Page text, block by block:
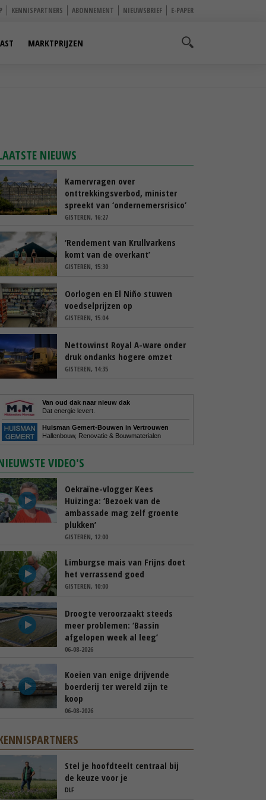
KENNISPARTNERS ABONNEMENT NIEUWSBRIEF E-PAPER
MARKTPRIJZEN
NIEUWS
Kamervragen over
onttrekkingsverbod, minister
spreekt van ‘ondernemersrisico’
GISTEREN, 16:27
‘Rendement van Krullvarkens
komt van de overkant’
GISTEREN, 15:30
Oorlogen en El Niño stuwen
voedselprijzen op
GISTEREN, 15:04
Nettowinst Royal A-ware onder
druk ondanks hogere omzet
GISTEREN, 14:35
Van oud dak naar nieuw dak
Dat energie levert.
Huisman Gemert-Bouwen in Vertrouwen
Hallenbouw, Renovatie & Bouwmaterialen
VIDEO'S
Oekraïne-vlogger Kees
Huizinga: ‘Bezoek van de
ambassade mag zelf groente
plukken’
GISTEREN, 12:00
Limburgse mais van Frijns doet
het verrassend goed
GISTEREN, 10:00
Droogte veroorzaakt steeds
meer problemen: ‘Bassin
afgelopen week al leeg’
06-08-2026
Koeien van enige drijvende
boerderij ter wereld zijn te
koop
06-08-2026
Stel je hoofdteelt centraal bij
de keuze voor je
groenbemester
DLF